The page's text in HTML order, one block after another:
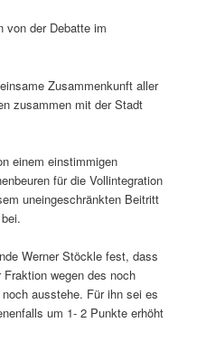
von der Debatte im
Zusammenkunft aller
zusammen mit der Stadt
einem einstimmigen
für die Vollintegration
uneingeschränkten Beitritt
Werner Stöckle fest, dass
wegen des noch
ausstehe. Für ihn sei es
um 1- 2 Punkte erhöht